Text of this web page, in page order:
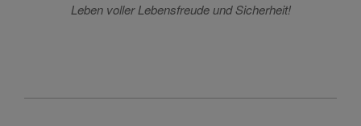
Leben voller Lebensfreude und Sicherheit!